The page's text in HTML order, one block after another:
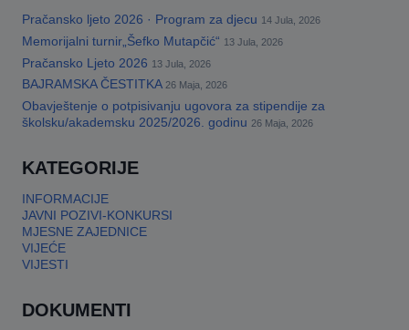
Pračansko ljeto 2026 · Program za djecu 14 Jula, 2026
Memorijalni turnir„Šefko Mutapčić“ 13 Jula, 2026
Pračansko Ljeto 2026 13 Jula, 2026
BAJRAMSKA ČESTITKA 26 Maja, 2026
Obavještenje o potpisivanju ugovora za stipendije za
školsku/akademsku 2025/2026. godinu 26 Maja, 2026
KATEGORIJE
INFORMACIJE
JAVNI POZIVI-KONKURSI
MJESNE ZAJEDNICE
VIJEĆE
VIJESTI
DOKUMENTI